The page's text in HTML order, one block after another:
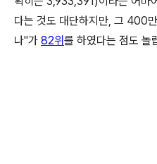
다는 것도 대단하지만, 그 400
나"가 82위를 하였다는 점도 놀